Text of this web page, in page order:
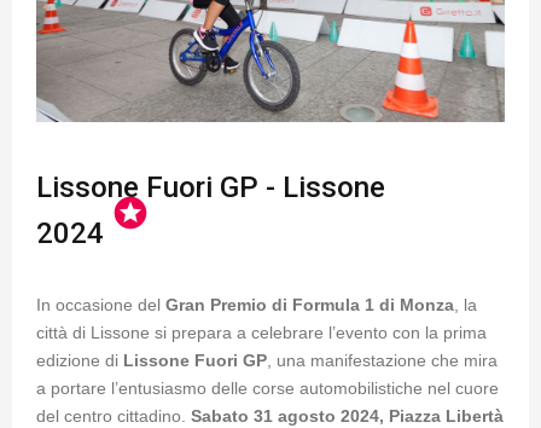
Lissone Fuori GP - Lissone
2024
stars
In occasione del Gran Premio di Formula 1 di Monza , la
città di Lissone si prepara a celebrare l’evento con la prima
edizione di Lissone Fuori GP , una manifestazione che mira
a portare l’entusiasmo delle corse automobilistiche nel cuore
del centro cittadino. Sabato 31 agosto 2024, Piazza Libertà